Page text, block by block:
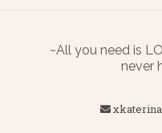
~All you need is
never